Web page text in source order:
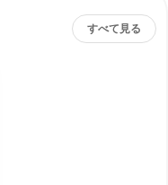
すべて見る